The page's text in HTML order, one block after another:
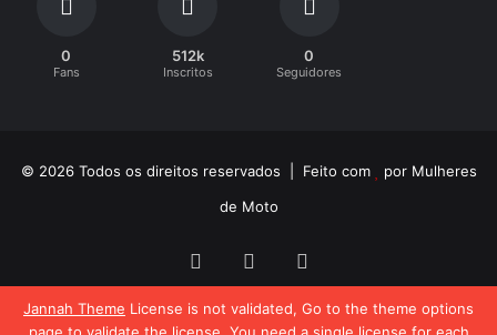
Jannah Theme License is not validated, Go to the theme options
0
Fans
512k
Inscritos
0
Seguidores
© 2026 Todos os direitos reservados | Feito com por Mulheres
de Moto
FacebookYouTube